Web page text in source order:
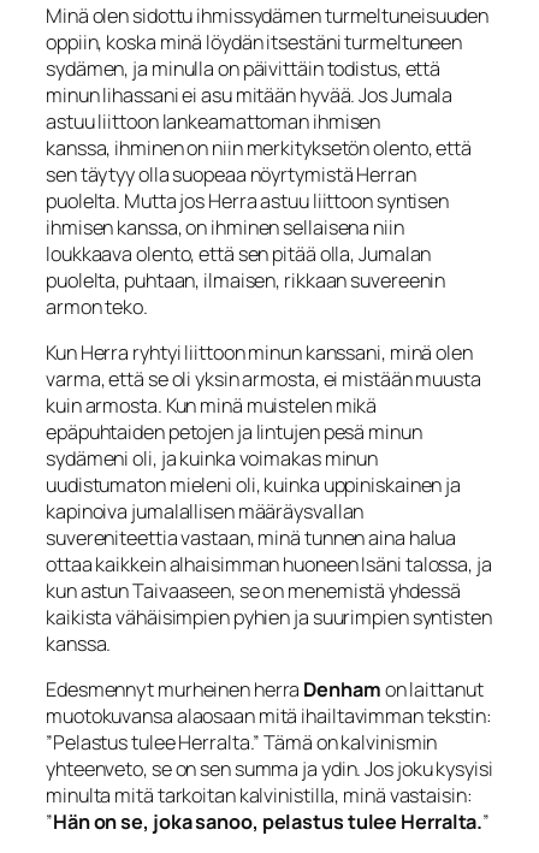
Minä olen sidottu ihmissydämen turmeltuneisuuden
oppiin, koska minä löydän it­sestäni turmeltuneen
sydämen, ja minulla on päivittäin todistus, että
minun lihassa­ni ei asu mitään hyvää. Jos Jumala
astuu liittoon lankeamattoman ihmisen
kanssa, ihminen on niin merkityksetön olento, että
sen täytyy olla suopeaa nöyrtymistä Herran
puolelta. Mutta jos Herra astuu liittoon syntisen
ihmisen kanssa, on ihminen sellaisena niin
loukkaava olento, että sen pitää olla, Jumalan
puolelta, puhtaan, il­maisen, rikkaan suvereenin
armon teko.
Kun Herra ryhtyi liittoon minun kanssani, minä olen
varma, että se oli yksin armosta, ei mistään muusta
kuin armosta. Kun minä muistelen mikä
epäpuhtaiden petojen ja lintujen pesä minun
sydämeni oli, ja kuinka voimakas minun
uudistumaton mieleni oli, kuinka uppiniskainen ja
kapinoi­va jumalallisen määräysvallan
suvereniteettia vastaan, minä tunnen aina halua
ottaa kaikkein alhaisimman huoneen Isäni talossa, ja
kun astun Taivaaseen, se on mene­mistä yhdessä
kaikista vähäisimpien pyhien ja suurimpien syntisten
kanssa.
Edes­mennyt murheinen herra Denhamon laittanut
muotokuvansa alaosaan mitä ihailtavimman tekstin:
”Pelastus tulee Herralta.” Tämä on kalvinismin
yhteenveto, se on sen summa ja ydin. Jos joku kysyisi
minulta mitä tarkoitan kalvinistilla, minä vastaisin:
”Hän on se, joka sanoo, pelastus tulee Herralta.”